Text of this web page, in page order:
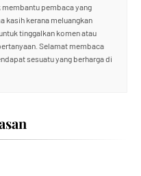
pembaca yang
kasih kerana meluangkan
tinggalkan komen atau
Selamat membaca
sesuatu yang berharga di